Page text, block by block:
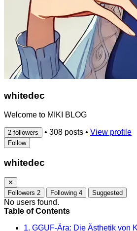
whitedec
Welcome to MIKI BLOG
2 followers • 308 posts • View profile
Follow
whitedec
✕
Followers 2 Following 4 Suggested
No users found.
Table of Contents
1. GGUF-Ära: Die Ästhetik von